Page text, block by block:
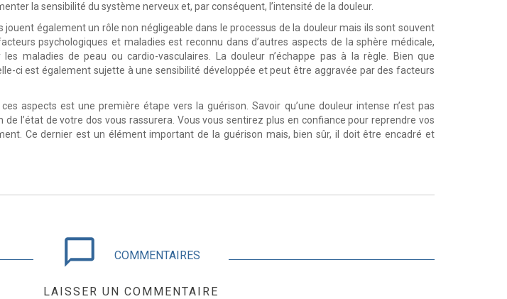
la sensibilité du système nerveux et, par conséquent, l’intensité de la douleur.
jouent également un rôle non négligeable dans le processus de la douleur mais ils sont souvent
psychologiques et maladies est reconnu dans d’autres aspects de la sphère médicale,
maladies de peau ou cardio-vasculaires. La douleur n’échappe pas à la règle. Bien que
ci est également sujette à une sensibilité développée et peut être aggravée par des facteurs
aspects est une première étape vers la guérison. Savoir qu’une douleur intense n’est pas
l’état de votre dos vous rassurera. Vous vous sentirez plus en confiance pour reprendre vos
Ce dernier est un élément important de la guérison mais, bien sûr, il doit être encadré et
chat_bubble_outline COMMENTAIRES
LAISSER UN COMMENTAIRE